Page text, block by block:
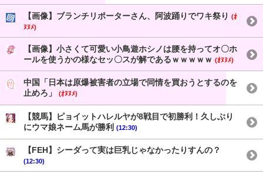
【画像】ブランチリポーターさん、阿波踊りでワキ祭り (ｵ
ﾇﾇﾒ)
【画像】小さくて可愛い小鳥遊ホシノは腰を持ってオ〇ホ
ールを使うかの様なセッ〇スが解であるｗｗｗｗｗ (ｵﾇﾇﾒ)
中国「日本は原爆被害者の立場で同情を買おうとするのを
止めろ」
(ｵﾇﾇﾒ)
【競馬】ピョイットハレルヤが8戦目で初勝利！久しぶり
にウマ娘ネーム馬が勝利 (12:30)
【FEH】シーダって実は巨乳じゃなかったりすんの？
(12:30)